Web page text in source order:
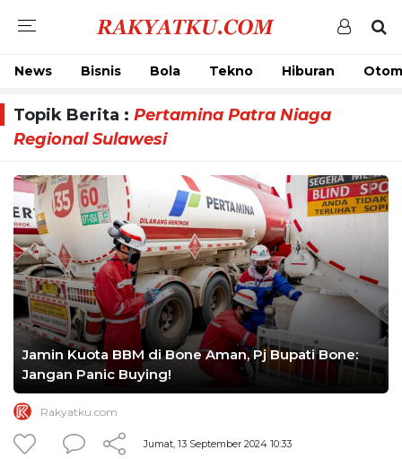
News Bisnis Bola Tekno Hiburan
Topik Berita : Pertamina Patra Niaga
Regional Sulawesi
Jamin Kuota BBM di Bone Aman, Pj Bupati Bone:
Jangan Panic Buying!
Rakyatku.com
Jumat, 13 September 2024 10:33